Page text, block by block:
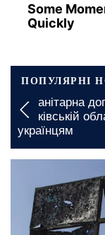
Some
Quickly
ПОПУЛЯРНІ
Гуманітарна
Харківській
українцям